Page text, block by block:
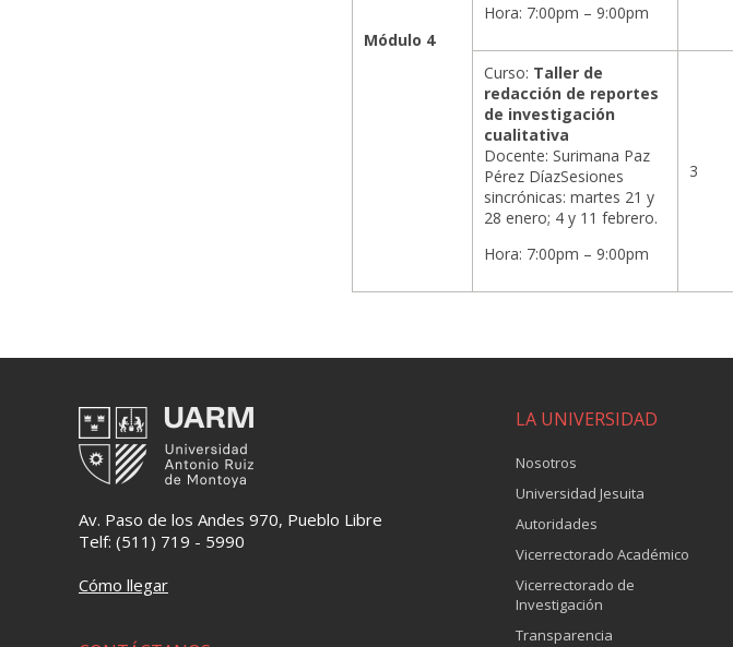
Módulo 4
Hora: 7:00pm – 9:00pm
Curso: Taller de
redacción de reportes
de investigación
cualitativa
Docente: Surimana Paz
Pérez DíazSesiones
sincrónicas: martes 21 y
28 enero; 4 y 11 febrero.
Hora: 7:00pm – 9:00pm
3
Av. Paso de los Andes 970, Pueblo Libre
Telf: (511) 719 - 5990
Cómo llegar
LA UNIVERSIDAD
Nosotros
Universidad Jesuita
Autoridades
Vicerrectorado Académico
Vicerrectorado de
Investigación
Transparencia